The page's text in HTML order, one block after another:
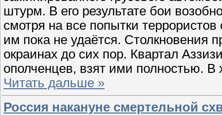
штурм. В его результате бои
смотря на все попытки террористов
им пока не удаётся. Столкновения
окраинах до сих пор. Квартал
ополченцев, взят ими полностью.
Читать дальше »
Россия накануне смертельной